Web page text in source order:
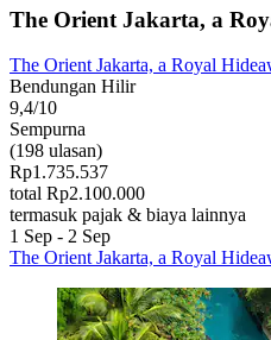
The Orient Jakarta, a
The Orient Jakarta, a Royal
Bendungan Hilir
9,4/10
Sempurna
(198 ulasan)
Rp1.735.537
total Rp2.100.000
termasuk pajak & biaya lainnya
1 Sep - 2 Sep
The Orient Jakarta, a Royal